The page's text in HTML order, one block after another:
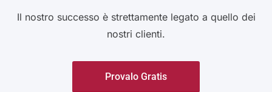
Il nostro successo è strettamente legato a quello dei
nostri clienti.
Provalo Gratis